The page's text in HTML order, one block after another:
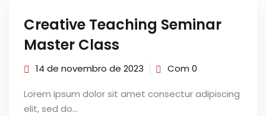
Informação
Creative Teaching Seminar
Master Class
14 de novembro de 2023 Com 0
Lorem ipsum dolor sit amet consectur adipiscing
elit, sed do...
Sign up
Already have an account?Sign in